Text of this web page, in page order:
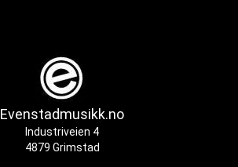
Evenstadmusikk.no
Industriveien 4
4879 Grimstad